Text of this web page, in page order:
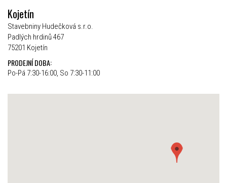
Kojetín
Stavebniny Hudečková s.r.o.
Padlých hrdinů 467
75201 Kojetín
PRODEJNÍ DOBA:
Po-Pá 7:30-16:00, So 7:30-11:00